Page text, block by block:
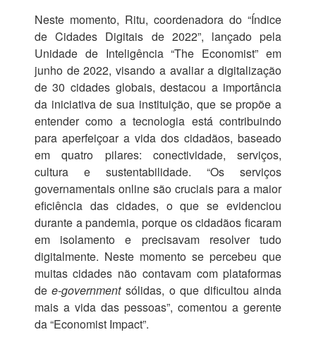
Neste momento, Ritu, coordenadora do “Índice
de Cidades Digitais de 2022”, lançado pela
Unidade de Inteligência “The Economist” em
junho de 2022, visando a avaliar a digitalização
de 30 cidades globais, destacou a importância
da iniciativa de sua instituição, que se propõe a
entender como a tecnologia está contribuindo
para aperfeiçoar a vida dos cidadãos, baseado
em quatro pilares: conectividade, serviços,
cultura e sustentabilidade. “Os serviços
governamentais online são cruciais para a maior
eficiência das cidades, o que se evidenciou
durante a pandemia, porque os cidadãos ficaram
em isolamento e precisavam resolver tudo
digitalmente. Neste momento se percebeu que
muitas cidades não contavam com plataformas
dee-governmentsólidas, o que dificultou ainda
mais a vida das pessoas”, comentou a gerente
da “Economist Impact”.